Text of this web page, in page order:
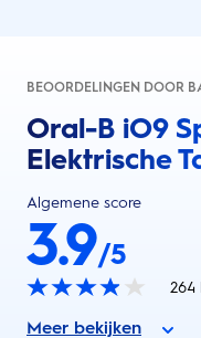
BEOORDELINGEN DOOR
Oral-B iO9
Elektrische
Algemene score
3.9/5
264
Meer bekijken